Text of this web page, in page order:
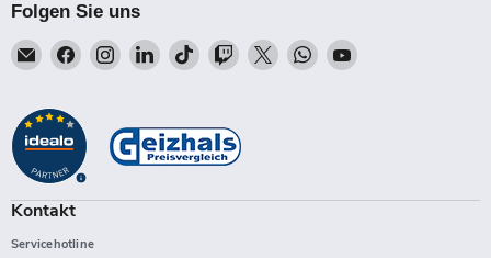
Folgen Sie uns
Email
Talk-
Finden
Sie
auf
Facebook
Finden
Sie
auf
Instagram
Finden
Sie
auf
LinkedIn
Finden
Sie
auf
TikTok
Finden
Sie
Twitch
Finden
Sie
Finden
Sie
Finden
Kontakt
Servicehotline